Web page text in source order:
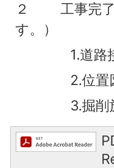
２ 工事完了
す。）
1.道路接
2.位置
3.掘削施工